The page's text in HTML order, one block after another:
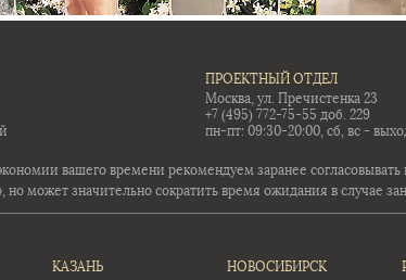
ПРОЕКТНЫЙ ОТДЕЛ
Москва, ул. Пречистенка 23
+7 (495) 772-75-55 доб. 229
пн-пт: 09:30-20:00, сб, вс -
вашего времени рекомендуем заранее согласовывать
но может значительно сократить время ожидания в случае
КАЗАНЬ НОВОСИБИРСК